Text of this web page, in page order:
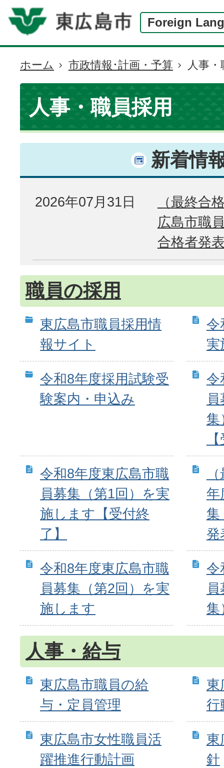
Foreign
現
在
位
置
ホーム 市政情報･計画・予算 人事
人事・職員採用
新着情
2026年07月31日
（最終合
広島市職
合格者発
職員の採用
東広島市職員採用情
報サイト
令
実
令和8年度採用試験受
験案内・申込み
令
集
令和8年度東広島市職
員募集（第1回）を実
施します【受付終
了】
年
集
発
令和8年度東広島市職
員募集（第2回）を実
施します
令
集
人事・給与
東広島市職員の給
与・定員管理
東
行
東広島市女性職員活
躍推進行動計画
東
針